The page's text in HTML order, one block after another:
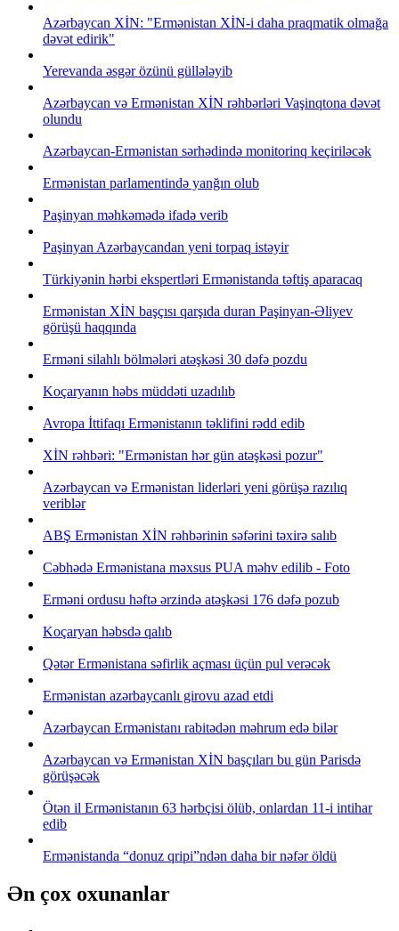
Azərbaycan XİN: "Ermənistan XİN-i daha praqmatik olmağa
dəvət edirik"
Yerevanda əsgər özünü güllələyib
Azərbaycan və Ermənistan XİN rəhbərləri Vaşinqtona dəvət
olundu
Azərbaycan-Ermənistan sərhədində monitorinq keçiriləcək
Ermənistan parlamentində yanğın olub
Paşinyan məhkəmədə ifadə verib
Paşinyan Azərbaycandan yeni torpaq istəyir
Türkiyənin hərbi ekspertləri Ermənistanda təftiş aparacaq
Ermənistan XİN başçısı qarşıda duran Paşinyan-Əliyev
görüşü haqqında
Erməni silahlı bölmələri atəşkəsi 30 dəfə pozdu
Koçaryanın həbs müddəti uzadılıb
Avropa İttifaqı Ermənistanın təklifini rədd edib
XİN rəhbəri: "Ermənistan hər gün atəşkəsi pozur"
Azərbaycan və Ermənistan liderləri yeni görüşə razılıq
veriblər
ABŞ Ermənistan XİN rəhbərinin səfərini təxirə salıb
Cəbhədə Ermənistana məxsus PUA məhv edilib - Foto
Erməni ordusu həftə ərzində atəşkəsi 176 dəfə pozub
Koçaryan həbsdə qalıb
Qətər Ermənistana səfirlik açması üçün pul verəcək
Ermənistan azərbaycanlı girovu azad etdi
Azərbaycan Ermənistanı rabitədən məhrum edə bilər
Azərbaycan və Ermənistan XİN başçıları bu gün Parisdə
görüşəcək
Ötən il Ermənistanın 63 hərbçisi ölüb, onlardan 11-i intihar
edib
Ermənistanda “donuz qripi”ndən daha bir nəfər öldü
Ən çox oxunanlar